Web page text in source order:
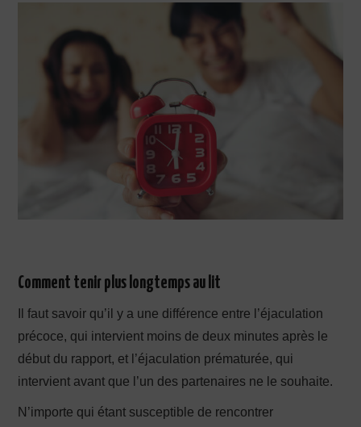
Comment tenir plus longtemps au lit
Il faut savoir qu’il y a une différence entre l’éjaculation
précoce, qui intervient moins de deux minutes après le
début du rapport, et l’éjaculation prématurée, qui
intervient avant que l’un des partenaires ne le souhaite.
N’importe qui étant susceptible de rencontrer